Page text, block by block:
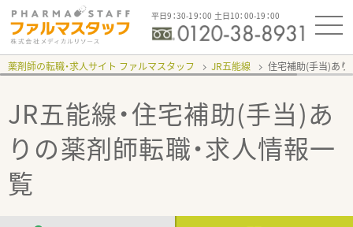
平日9：30-19：00 土日10：00-19：00
薬剤師の転職・求人サイト ファルマスタッフ JR五能線 住宅補助(手当)あり
JR五能線・住宅補助(手当)あ
り の薬剤師転職・求人情報一
覧